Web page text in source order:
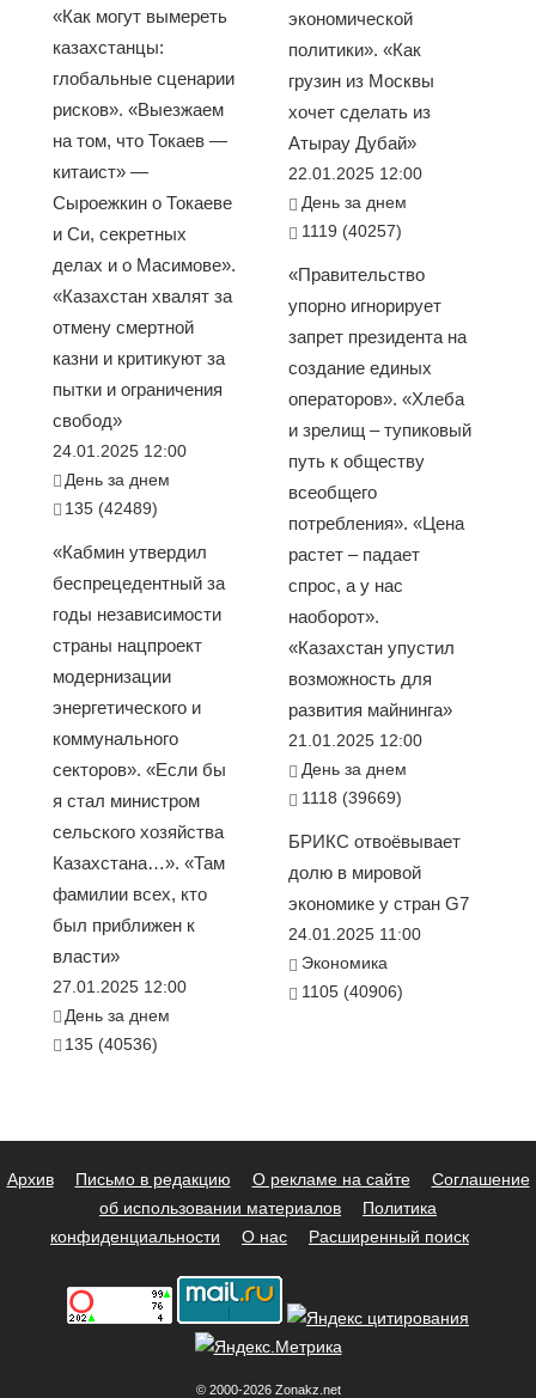
«Как могут вымереть
казахстанцы:
глобальные сценарии
рисков». «Выезжаем
на том, что Токаев —
китаист» —
Сыроежкин о Токаеве
и Си, секретных
делах и о Масимове».
«Казахстан хвалят за
отмену смертной
казни и критикуют за
пытки и ограничения
свобод»
24.01.2025 12:00
День за днем
135 (42489)
«Кабмин утвердил
беспрецедентный за
годы независимости
страны нацпроект
модернизации
энергетического и
коммунального
секторов». «Если бы
я стал министром
сельского хозяйства
Казахстана…». «Там
фамилии всех, кто
был приближен к
власти»
27.01.2025 12:00
День за днем
135 (40536)
экономической
политики». «Как
грузин из Москвы
хочет сделать из
Атырау Дубай»
22.01.2025 12:00
День за днем
1119 (40257)
«Правительство
упорно игнорирует
запрет президента на
создание единых
операторов». «Хлеба
и зрелищ – тупиковый
путь к обществу
всеобщего
потребления». «Цена
растет – падает
спрос, а у нас
наоборот».
«Казахстан упустил
возможность для
развития майнинга»
21.01.2025 12:00
День за днем
1118 (39669)
БРИКС отвоёвывает
долю в мировой
экономике у стран G7
24.01.2025 11:00
Экономика
1105 (40906)
Архив Письмо в редакцию О рекламе на сайте
Соглашение
об использовании материалов
Политика
конфиденциальности
О нас Расширенный поиск
© 2000-2026 Zonakz.net